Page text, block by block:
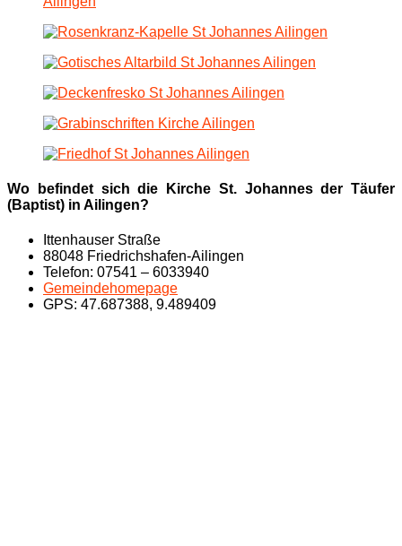
Wo befindet sich die Kirche St. Johannes der Täufer
(Baptist) in Ailingen?
Ittenhauser Straße
88048 Friedrichshafen-Ailingen
Telefon: 07541 – 6033940
Gemeindehomepage
GPS: 47.687388, 9.489409